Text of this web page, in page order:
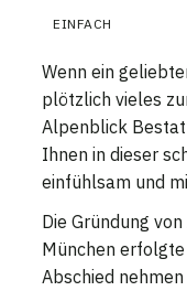
EINFACH
Wenn ein
plötzlich vieles
Alpenblick
Ihnen in dieser
einfühlsam und
Die Gründung
München
Abschied